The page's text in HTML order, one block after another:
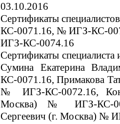
03.10.2016
Сертификаты
КС-0071.16, № ИГЗ-КС-
ИГЗ-КС-0074.16
Сертификаты специалиста
Сумина Екатерина
КС-0071.16, Примакова
№ ИГЗ-КС-0072.16,
Москва) № ИГЗ-КС-
Сергеевич (г. Москва) №